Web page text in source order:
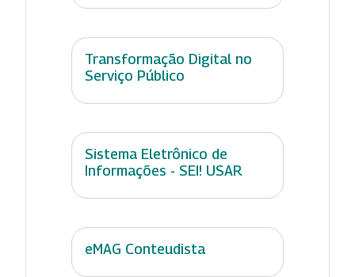
Transformação Digital no
Serviço Público
Sistema Eletrônico de
Informações - SEI! USAR
eMAG Conteudista